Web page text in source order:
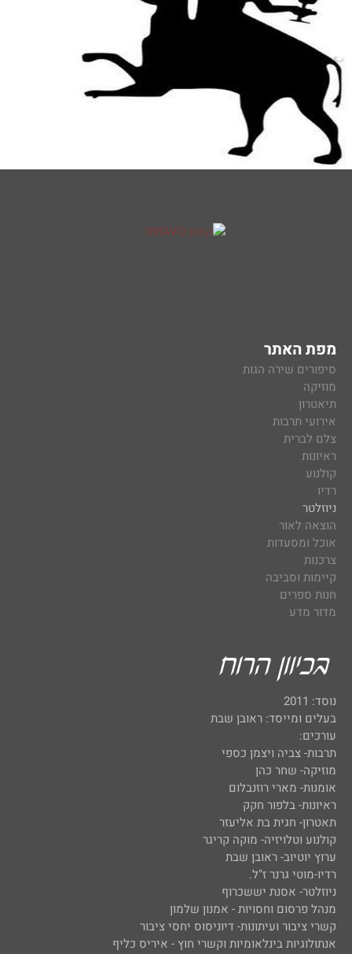
מפת האתר
סיפורים שירה הגות
מוזיקה
תיאטרון
אירועי תרבות
צלם לברית
ראיונות
קולנוע
רדיו
ניוזלטר
הוצאה לאור
אוכל ומסעדות
צרכנות
קיימות וסביבה
חנות ספרים
מדור מדע
נוסד: 2011
בעלים ומייסד: ראובן שבת
עורכים:
תרבות- צביה ויצמן כספי
מוזיקה- שחר כהן
אומנות- מארי רוזנבלום
ראיונות- בלפור חקק
תאטרון- חגית בת אליעזר
קולנוע וטלויזיה- מוקה קריגר
ערוץ יוטיוב- ראובן שבת
רדיו-מוטי גרנר ז"ל.
ניוזלטר- אסנת יששכרוף
מנהל פרסום וחסויות - אמנון שלמון
קשרי ציבור ועיתונות- דיוניסוס יחסי ציבור
אנתולוגיות בינלאומיות וקשרי חוץ - איריס כליף